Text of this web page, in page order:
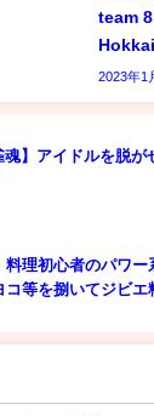
team
2023年1
魂】アイドルを脱
料理初心者のパワー
コ等を捌いてジビエ